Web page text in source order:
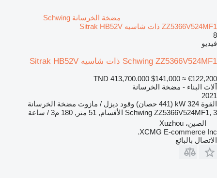
مضخة الخرسانة Schwing
ZZ5366V524MF1 ذات شاسيه Sitrak HB52V
8
فيديو
Schwing ZZ5366V524MF1 ذات شاسيه Sitrak HB52V
TND 413,700.000 $141,000 ≈ €122,200
آلات البناء - مضخة الخرسانة
2021
القوة 324 kW (441 حصان) وقود ديزل / مازوت مضخة الخرسانة
Schwing ZZ5366V524MF1, 3 الأقسام, 51 متر, 180 م3 / ساعة
الصين، Xuzhou
XCMG E-commerce Inc.
الاتصال بالبائع